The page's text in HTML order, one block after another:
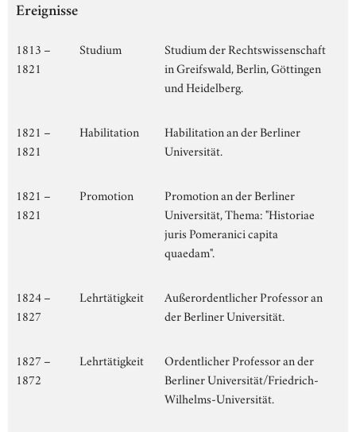
Ereignisse
1813 –
1821
Studium
Studium der Rechtswissenschaft
in Greifswald, Berlin, Göttingen
und Heidelberg.
1821 –
1821
Habilitation
Habilitation an der Berliner
Universität.
1821 –
1821
Promotion
Promotion an der Berliner
Universität, Thema: "Historiae
juris Pomeranici capita
quaedam".
1824 –
1827
Lehrtätigkeit
Außerordentlicher Professor an
der Berliner Universität.
1827 –
1872
Lehrtätigkeit
Ordentlicher Professor an der
Berliner Universität/Friedrich-
Wilhelms-Universität.